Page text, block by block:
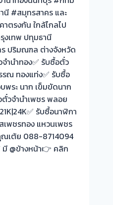
#สมุทรสาคร และ
าตรงกัน ใกล้ไกลไป
งเทพ ปทุมธานี
ปริมณฑล ต่างจังหวัด
ำนำทอง✅ รับซื้อตั๋ว
รณ ทองแท่ง✅ รับซื้อ
พระ นาก เข็มขัดนาก
วจำนำเพชร พลอย
รับซื้อนาฬิกา
เพชรทอง แหวนเพชร
ณเต้ย 088-8714094
มี @ข้างหน้า👉 คลิก